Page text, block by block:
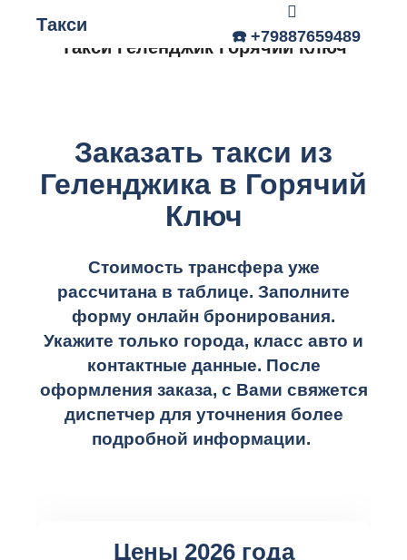
Такси
Главное меню
☎️ +79887659489
Такси Геленджик Горячий Ключ
Заказать такси из
Геленджика в Горячий
Ключ
Стоимость трансфера уже
рассчитана в таблице. Заполните
форму онлайн бронирования.
Укажите только города, класс авто и
контактные данные. После
оформления заказа, с Вами свяжется
диспетчер для уточнения более
подробной информации.
Цены 2026 года